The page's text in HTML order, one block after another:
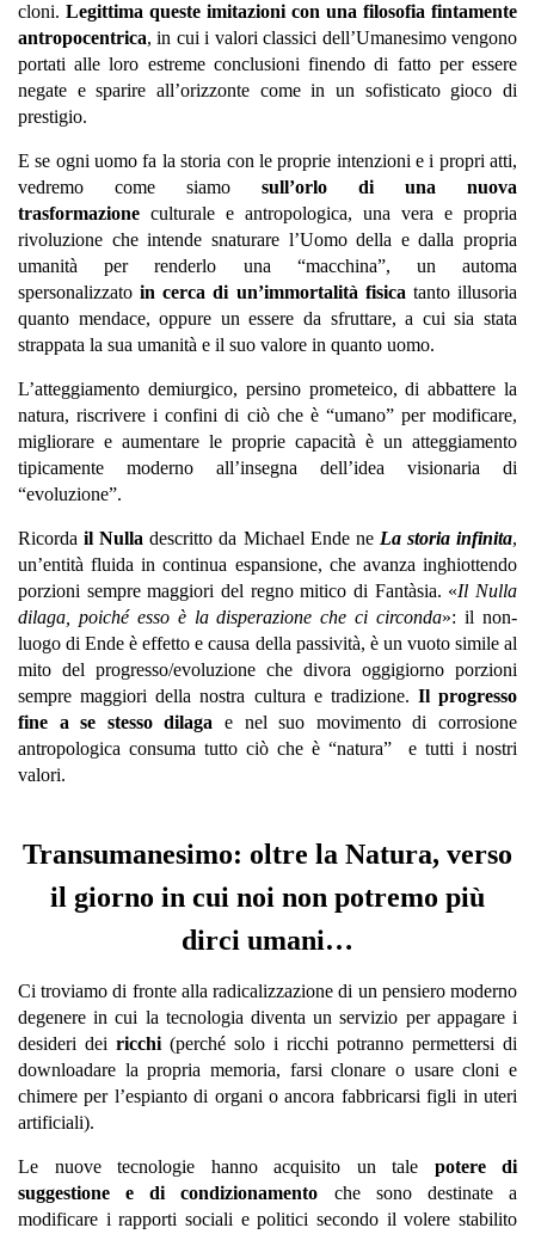
cloni. Legittima queste imitazioni con una filosofia fintamente
antropocentrica, in cui i valori classici dell’Umanesimo vengono
portati alle loro estreme conclusioni finendo di fatto per essere
negate e sparire all’orizzonte come in un sofisticato gioco di
prestigio.
E se ogni uomo fa la storia con le proprie intenzioni e i propri atti,
vedremo come siamo
sull’orlo di una nuova
trasformazione culturale e antropologica, una vera e propria
rivoluzione che intende snaturare l’Uomo della e dalla propria
umanità per renderlo una “macchina”, un automa
spersonalizzatoin cerca di un’immortalità fisica tanto illusoria
quanto mendace, oppure un essere da sfruttare, a cui sia stata
strappata la sua umanità e il suo valore in quanto uomo.
L’atteggiamento demiurgico, persino prometeico, di abbattere la
natura, riscrivere i confini di ciò che è “umano” per modificare,
migliorare e aumentare le proprie capacità è un atteggiamento
tipicamente moderno all’insegna dell’idea visionaria di
“evoluzione”.
Ricordail Nulla descritto da Michael Ende ne La storia infinita,
un’entità fluida in continua espansione, che avanza inghiottendo
porzioni sempre maggiori del regno mitico di Fantàsia. «Il Nulla
dilaga, poiché esso è la disperazione che ci circonda»: il non-
luogo di Ende è effetto e causa della passività, è un vuoto simile al
mito del progresso/evoluzione che divora oggigiorno porzioni
sempre maggiori della nostra cultura e tradizione. Il progresso
fine a se stesso dilaga e nel suo movimento di corrosione
antropologica consuma tutto ciò che è “natura” e tutti i nostri
valori.
Transumanesimo: oltre la Natura, verso
il giorno in cui noi non potremo più
dirci umani…
Ci troviamo di fronte alla radicalizzazione di un pensiero moderno
degenere in cui la tecnologia diventa un servizio per appagare i
desideri dei ricchi (perché solo i ricchi potranno permettersi di
downloadare la propria memoria, farsi clonare o usare cloni e
chimere per l’espianto di organi o ancora fabbricarsi figli in uteri
artificiali).
Le nuove tecnologie hanno acquisito un tale potere di
suggestione e di condizionamento che sono destinate a
modificare i rapporti sociali e politici secondo il volere stabilito